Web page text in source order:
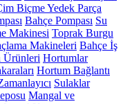
Biçme Yedek Parça
Bahçe Pompası Su
Makinesi Toprak Burgu
Makineleri Bahçe İş
Ürünleri Hortumlar
Hortum Bağlantı
Sulaklar
Mangal ve